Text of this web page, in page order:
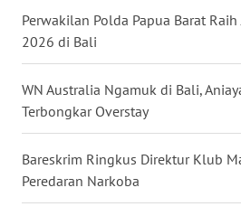
Perwakilan Polda Papua Barat
2026 di Bali
WN Australia Ngamuk di Bali,
Terbongkar Overstay
Bareskrim Ringkus Direktur Klub
Peredaran Narkoba
WN
MALUT
WN
DAIRI